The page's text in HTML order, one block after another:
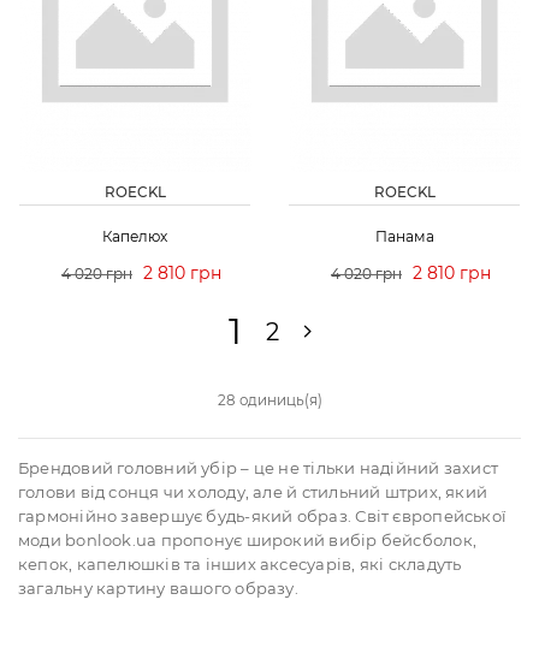
ROECKL
Капелюх
4 020 грн 2 810 грн
ROECKL
Панама
4 020 грн 2 810 грн
1 2
28 одиниць(я)
Брендовий головний убір – це не тільки надійний захист
голови від сонця чи холоду, але й стильний штрих, який
гармонійно завершує будь-який образ. Світ європейської
моди bonlook.ua пропонує широкий вибір бейсболок,
кепок, капелюшків та інших аксесуарів, які складуть
загальну картину вашого образу.